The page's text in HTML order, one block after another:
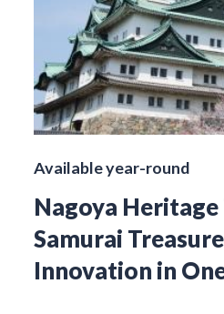
Available year-round
Nagoya Heritage
Samurai
Innovation in